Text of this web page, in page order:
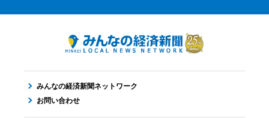
みんなの経済新聞ネットワーク
お問い合わせ